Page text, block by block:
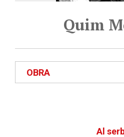
Quim
OBRA
Al